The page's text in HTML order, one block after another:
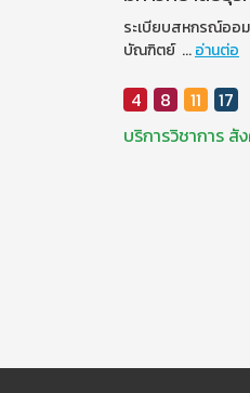
ระเบียบสหกรณ์ออ
บัณฑิตย์ ...อ่านต่อ
4 8 11
17
บริการวิชาการ สั